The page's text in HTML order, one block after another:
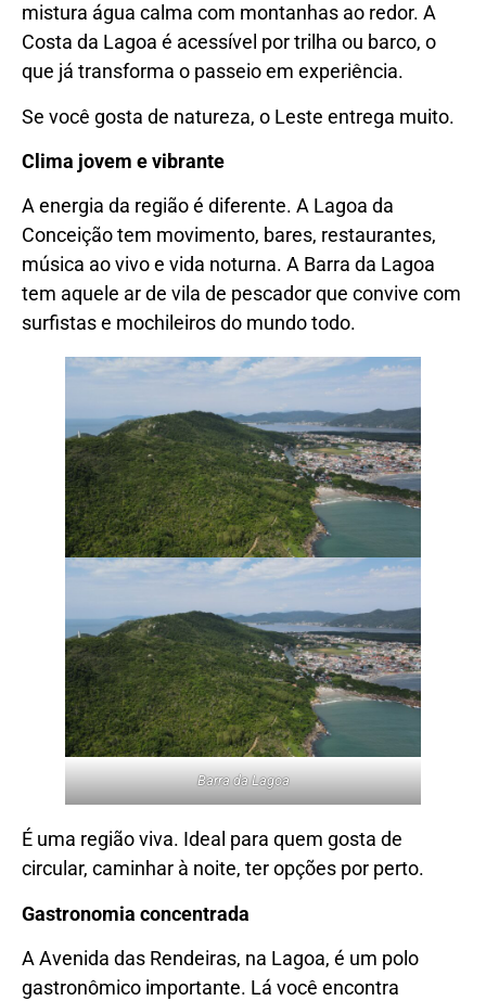
mistura água calma com montanhas ao redor. A
Costa da Lagoa é acessível por trilha ou barco, o
que já transforma o passeio em experiência.
Se você gosta de natureza, o Leste entrega muito.
Clima jovem e vibrante
A energia da região é diferente. A Lagoa da
Conceição tem movimento, bares, restaurantes,
música ao vivo e vida noturna. A Barra da Lagoa
tem aquele ar de vila de pescador que convive com
surfistas e mochileiros do mundo todo.
Barra da Lagoa
É uma região viva. Ideal para quem gosta de
circular, caminhar à noite, ter opções por perto.
Gastronomia concentrada
A Avenida das Rendeiras, na Lagoa, é um polo
gastronômico importante. Lá você encontra